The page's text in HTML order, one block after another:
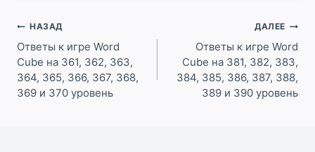
Навигация
по
записям
НАЗАД
Ответы к игре Word
Cube на 361, 362, 363,
364, 365, 366, 367, 368,
369 и 370 уровень
ДАЛЕЕ
Ответы к игре Word
Cube на 381, 382, 383,
384, 385, 386, 387, 388,
389 и 390 уровень